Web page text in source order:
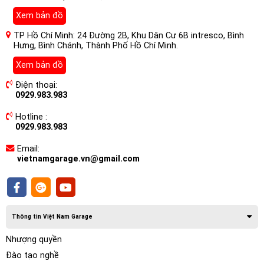
II. Thông số kỹ thuật nổi bật
Thông số
Loại sub
Kích thước
Công suất RMS
Xem bản đồ
TP Hồ Chí Minh: 24 Đường 2B, Khu Dân Cư 6B intresco, Bình
Hưng, Bình Chánh, Thành Phố Hồ Chí Minh.
Xem bản đồ
Điện thoại:
0929.983.983
Hotline :
0929.983.983
Email:
vietnamgarage.vn@gmail.com
Thông tin Việt Nam Garage
Nhượng quyền
Đào tạo nghề